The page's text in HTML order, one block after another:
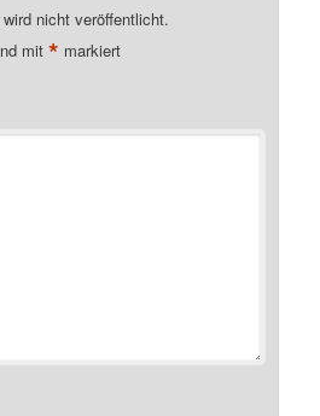
nicht veröffentlicht.
mit* markiert